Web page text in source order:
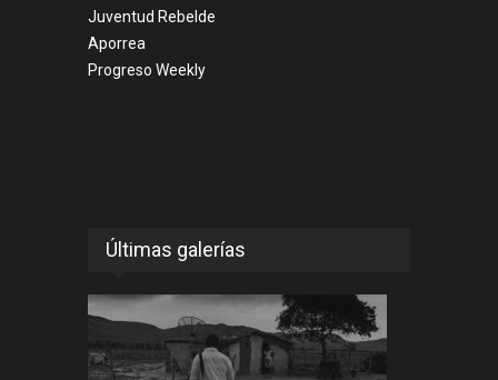
Juventud Rebelde
Aporrea
Progreso Weekly
Últimas galerías